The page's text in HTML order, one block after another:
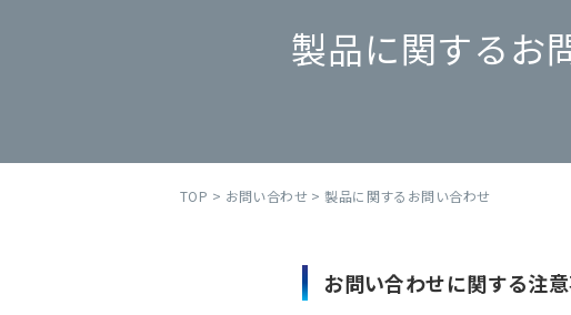
製品に関するお
TOP > お問い合わせ > 製品に関するお問い合わせ
お問い合わせに関する注